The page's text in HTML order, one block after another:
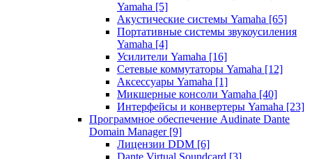
Yamaha [5]
Акустические системы Yamaha [65]
Портативные системы звукоусиления
Yamaha [4]
Усилители Yamaha [16]
Сетевые коммутаторы Yamaha [12]
Аксессуары Yamaha [1]
Микшерные консоли Yamaha [40]
Интерфейсы и конвертеры Yamaha [23]
Программное обеспечение Audinate Dante
Domain Manager [9]
Лицензии DDM [6]
Dante Virtual Soundcard [3]